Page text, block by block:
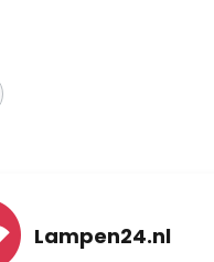
Lampen24.nl